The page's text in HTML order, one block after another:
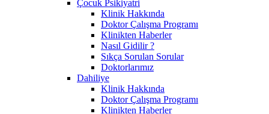
Çocuk Psikiyatri
Klinik Hakkında
Doktor Çalışma Programı
Klinikten Haberler
Nasıl Gidilir ?
Sıkça Sorulan Sorular
Doktorlarımız
Dahiliye
Klinik Hakkında
Doktor Çalışma Programı
Klinikten Haberler